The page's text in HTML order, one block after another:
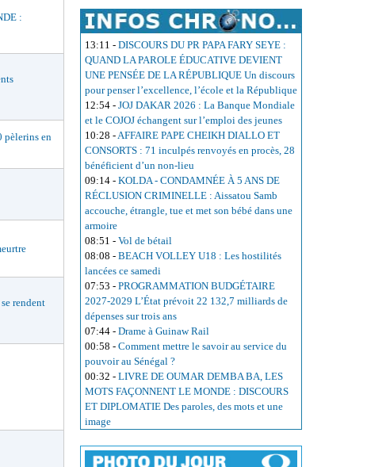
:
pèlerins en
rendent
13:11 - DISCOURS DU PR PAPA FARY SEYE :
QUAND LA PAROLE ÉDUCATIVE DEVIENT
UNE PENSÉE DE LA RÉPUBLIQUE Un discours
pour penser l’excellence, l’école et la République
12:54 - JOJ DAKAR 2026 : La Banque Mondiale
et le COJOJ échangent sur l’emploi des jeunes
10:28 -AFFAIRE PAPE CHEIKH DIALLO ET
CONSORTS : 71 inculpés renvoyés en procès, 28
bénéficient d’un non-lieu
09:14 - KOLDA - CONDAMNÉE À 5 ANS DE
RÉCLUSION CRIMINELLE : Aissatou Samb
accouche, étrangle, tue et met son bébé dans une
armoire
08:51 - Vol de bétail
08:08 - BEACH VOLLEY U18 : Les hostilités
lancées ce samedi
07:53 - PROGRAMMATION BUDGÉTAIRE
2027-2029 L’État prévoit 22 132,7 milliards de
dépenses sur trois ans
07:44 - Drame à Guinaw Rail
00:58 - Comment mettre le savoir au service du
pouvoir au Sénégal ?
00:32 - LIVRE DE OUMAR DEMBA BA, LES
MOTS FAÇONNENT LE MONDE : DISCOURS
ET DIPLOMATIE Des paroles, des mots et une
image